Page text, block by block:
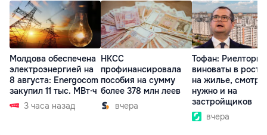
Молдова обеспечена
электроэнергией на
8 августа: Energocom
закупил 11 тыс. МВт·ч
3 часа назад
НКСС
профинансировала
пособия на сумму
более 378 млн леев
вчера
Тофан: Риелторы
виноваты в росте
на жилье,
нужно и на
застройщиков
вчера